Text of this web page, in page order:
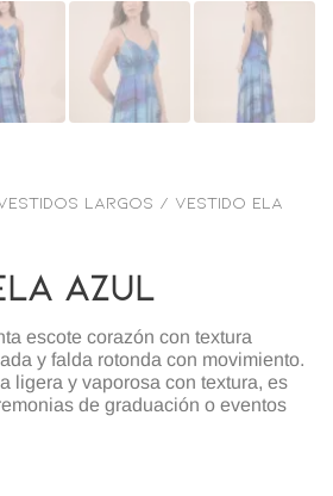
Largos / Vestido ela
Azul
escote corazón con textura
y falda rotonda con movimiento.
ligera y vaporosa con textura, es
de graduación o eventos